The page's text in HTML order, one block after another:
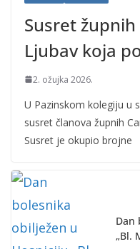
Susret
Ljubav koja
2. ožujka 2026.
U Pazinskom kolegiju u
susret članova župnih
Susret je okupio brojne
Dan
„Bl.